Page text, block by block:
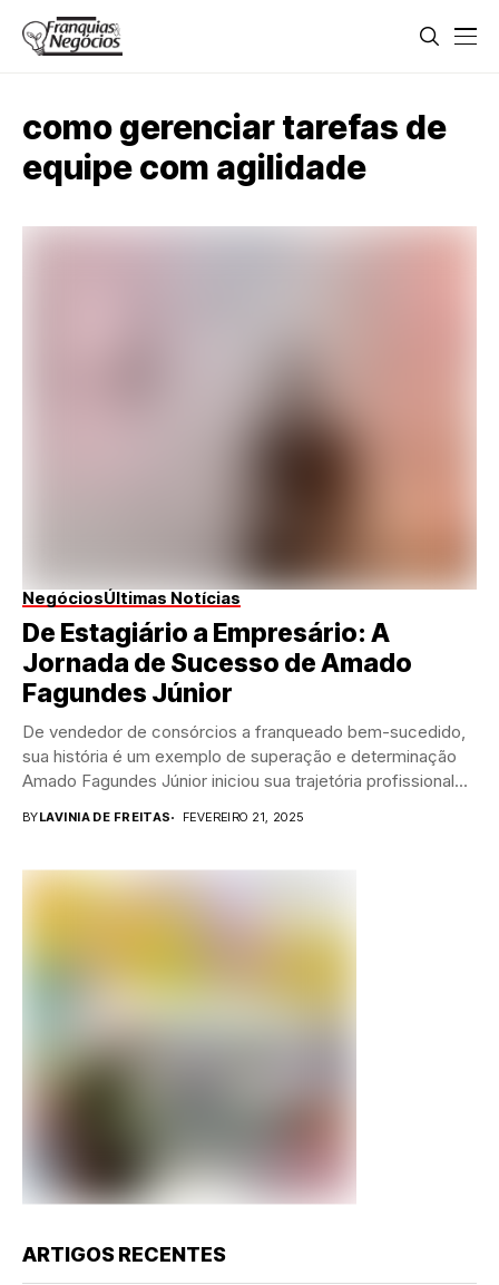
como gerenciar tarefas de
equipe com agilidade
NegóciosÚltimas Notícias
De Estagiário a Empresário: A
Jornada de Sucesso de Amado
Fagundes Júnior
De vendedor de consórcios a franqueado bem-sucedido,
sua história é um exemplo de superação e determinação
Amado Fagundes Júnior iniciou sua trajetória profissional...
BYLAVINIA DE FREITAS FEVEREIRO 21, 2025
ARTIGOS RECENTES